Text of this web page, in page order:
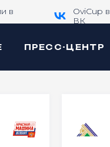
в
OviCup в
ВК
ПРЕСС-ЦЕНТР